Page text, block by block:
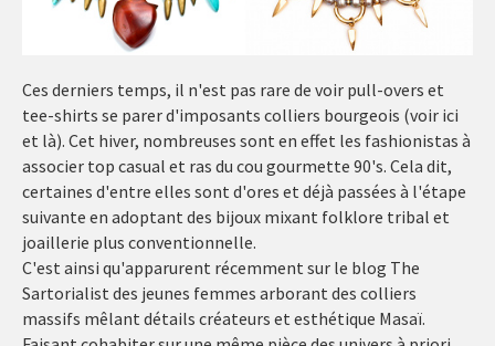
Ces derniers temps, il n'est pas rare de voir pull-overs et
tee-shirts se parer d'imposants colliers bourgeois (voir ici
et là). Cet hiver, nombreuses sont en effet les fashionistas à
associer top casual et ras du cou gourmette 90's. Cela dit,
certaines d'entre elles sont d'ores et déjà passées à l'étape
suivante en adoptant des bijoux mixant folklore tribal et
joaillerie plus conventionnelle.
C'est ainsi qu'apparurent récemment sur le blog The
Sartorialist des jeunes femmes arborant des colliers
massifs mêlant détails créateurs et esthétique Masaï.